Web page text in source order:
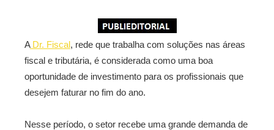
ADr. Fiscal, rede que trabalha com soluções nas áreas
fiscal e tributária, é considerada como uma boa
oportunidade de investimento para os profissionais que
desejem faturar no fim do ano.
Nesse período, o setor recebe uma grande demanda de